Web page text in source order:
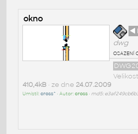
okno
◄
dwg
osazení
Velikost
410,4kB• ze dne 24.07.2009
Umístil:cross^ • Autor:cross• md5: